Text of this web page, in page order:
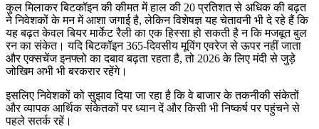
कुल मिलाकर बिटकॉइन की कीमत में हाल की 20 प्रतिशत से अधिक की बढ़त
ने निवेशकों के मन में आशा जगाई है, लेकिन विशेषज्ञ यह चेतावनी भी दे रहे हैं कि
यह बढ़त केवल बियर मार्केट रैली का एक हिस्सा हो सकती है न कि मजबूत बुल
रन का संकेत। यदि बिटकॉइन 365-दिवसीय मूविंग एवरेज से ऊपर नहीं जाता
और एक्सचेंज इनफ्लो का दबाव बढ़ता रहता है, तो 2026 के लिए मंदी से जुड़े
जोखिम अभी भी बरकरार रहेंगे।
इसलिए निवेशकों को सुझाव दिया जा रहा है कि वे बाजार के तकनीकी संकेतों
और व्यापक आर्थिक संकेतकों पर ध्यान दें और किसी भी निष्कर्ष पर पहुंचने से
पहले सतर्क रहें।